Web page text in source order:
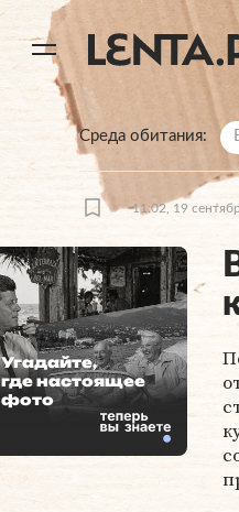
Среда обитания
11:02, 19
Угадайте,
где настоящее
фото